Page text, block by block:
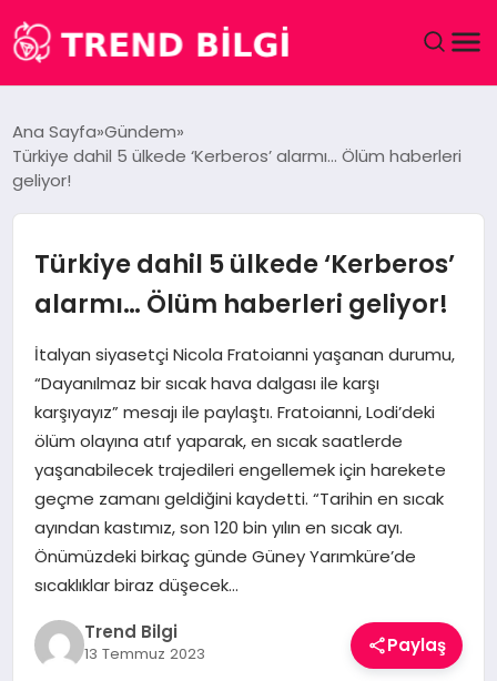
DÜNYA
EKONOMI
MAGAZIN
SAĞLIK
TEKNOLOJI
YAŞAM
Ana Sayfa Gündem
Türkiye dahil 5 ülkede ‘Kerberos’ alarmı… Ölüm haberleri
geliyor!
Türkiye dahil 5 ülkede ‘Kerberos’
alarmı… Ölüm haberleri geliyor!
İtalyan siyasetçi Nicola Fratoianni yaşanan durumu,
“Dayanılmaz bir sıcak hava dalgası ile karşı
karşıyayız” mesajı ile paylaştı. Fratoianni, Lodi’deki
ölüm olayına atıf yaparak, en sıcak saatlerde
yaşanabilecek trajedileri engellemek için harekete
geçme zamanı geldiğini kaydetti. “Tarihin en sıcak
ayından kastımız, son 120 bin yılın en sıcak ayı.
Önümüzdeki birkaç günde Güney Yarımküre’de
sıcaklıklar biraz düşecek…
Trend Bilgi
13 Temmuz 2023 Paylaş